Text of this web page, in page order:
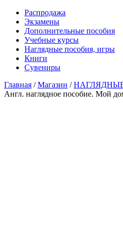
Распродажа
Экзамены
Дополнительные пособия
Учебные курсы
Наглядные пособия, игры
Книги
Сувениры
Главная /Магазин /
Англ. наглядное пособие. Мой